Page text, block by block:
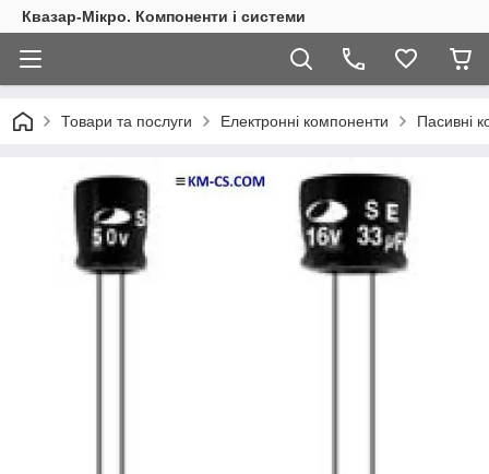
Квазар-Мікро. Компоненти і системи
Товари та послуги Електронні компоненти Пасивні